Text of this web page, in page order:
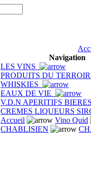
Navigation
LES VINS
PRODUITS DU TERROIR
WHISKIES
EAUX DE VIE
V.D.N APERITIFS
CREMES LIQUEURS
Accueil
Vino Quid
CHABLISIEN